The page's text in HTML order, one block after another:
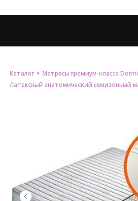
Каталог » Матрасы премиум-класса
Латексный анатомический семизонный